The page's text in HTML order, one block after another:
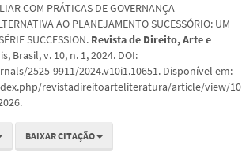
COM PRÁTICAS DE GOVERNANÇA
AO PLANEJAMENTO SUCESSÓRIO: UM
SUCCESSION. Revista de Direito, Arte e
Brasil, v. 10, n. 1, 2024. DOI:
2525-9911/2024.v10i1.10651. Disponível em:
revistadireitoarteliteratura/article/view/10
BAIXAR CITAÇÃO